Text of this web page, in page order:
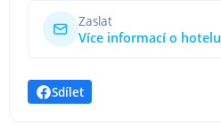
Zaslat
Více informací o hotelu
Sdílet